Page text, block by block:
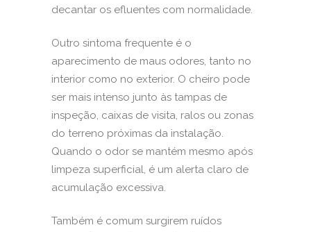
decantar os efluentes com normalidade.
Outro sintoma frequente é o
aparecimento de maus odores, tanto no
interior como no exterior. O cheiro pode
ser mais intenso junto às tampas de
inspeção, caixas de visita, ralos ou zonas
do terreno próximas da instalação.
Quando o odor se mantém mesmo após
limpeza superficial, é um alerta claro de
acumulação excessiva.
Também é comum surgirem ruídos